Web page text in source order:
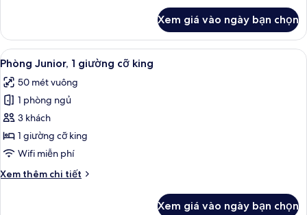
Phòng
Premium,
2
giường
đơn
Xem giá vào ngày bạn chọn
Xem
tất
cả
ảnh
Phòng
Junior,
1
cỡ
Minibar, két bảo mật tại phòng, bàn
31
Phòng Junior, 1 giường cỡ king
50 mét vuông
1 phòng ngủ
3 khách
1 giường cỡ king
Wifi miễn phí
Xem thêm chi tiết
Chi
Xem giá vào ngày bạn chọn